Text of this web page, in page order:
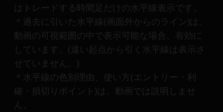
はトレードする時間足だけの水平線表示です。
＊過去に引いた水平線(画面外からのライン)は、
動画の可視範囲の中で表示可能な場合、有効に
しています。(遠い起点から引く水平線は表示さ
せていません。)
＊水平線の色別理由、使い方(エントリー・利
確・損切りポイント)は、動画では説明しませ
ん。